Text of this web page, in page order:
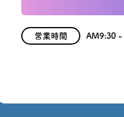
営業時間 AM9:30 -